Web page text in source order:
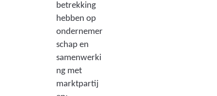
betrekking
hebben op
ondernemer
schap en
samenwerki
ng met
marktpartij